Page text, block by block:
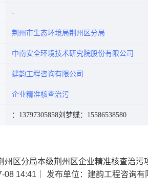
荆州市生态环境局荆州区分局
中南安全环境技术研究院股份有限公司
建韵工程咨询有限公司
企业精准核查治污
：13797305858刘梦蝶：15586538580
州区分局本级荆州区企业精准核查治
08 14:41
发布单位：建韵工程咨询有